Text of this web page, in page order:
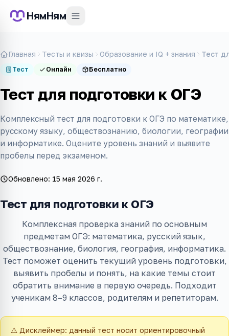
НямНям
Главная Тесты и квизы Образование и IQ + знания Тест
Тест Онлайн Бесплатно
Тест для подготовки к ОГЭ
Комплексный тест для подготовки к ОГЭ по математике,
русскому языку, обществознанию, биологии, географии
и информатике. Оцените уровень знаний и выявите
пробелы перед экзаменом.
Обновлено: 15 мая 2026 г.
Тест для подготовки к ОГЭ
Комплексная проверка знаний по основным
предметам ОГЭ: математика, русский язык,
обществознание, биология, география, информатика.
Тест поможет оценить текущий уровень подготовки,
выявить пробелы и понять, на какие темы стоит
обратить внимание в первую очередь. Подходит
ученикам 8–9 классов, родителям и репетиторам.
⚠️ Дисклеймер: данный тест носит ориентировочный